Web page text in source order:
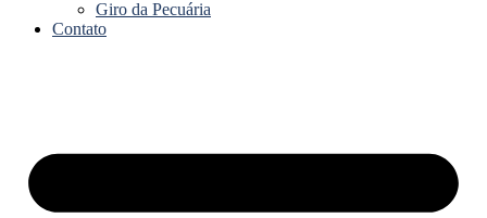
Giro da Pecuária
Contato